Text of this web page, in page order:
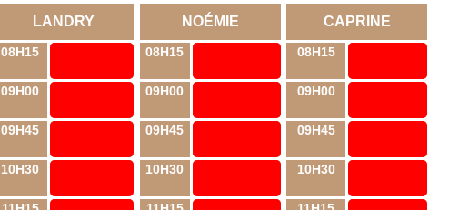
LANDRY
08H15
09H00
09H45
10H30
NOÉMIE
08H15
09H00
09H45
10H30
CAPRINE
08H15
09H00
09H45
10H30